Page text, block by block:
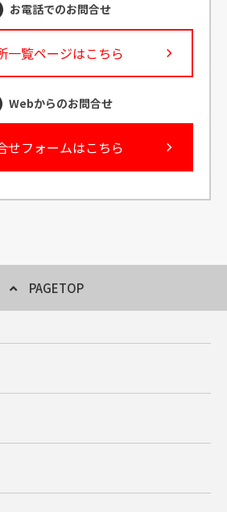
お電話でのお問合せ
一覧ページはこちら
Webからのお問合せ
せフォームはこちら
PAGETOP